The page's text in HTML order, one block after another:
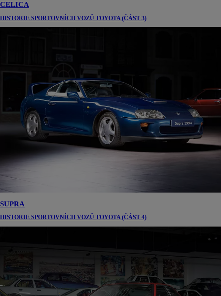
CELICA
HISTORIE SPORTOVNÍCH VOZŮ TOYOTA (ČÁST 3)
SUPRA
HISTORIE SPORTOVNÍCH VOZŮ TOYOTA (ČÁST 4)